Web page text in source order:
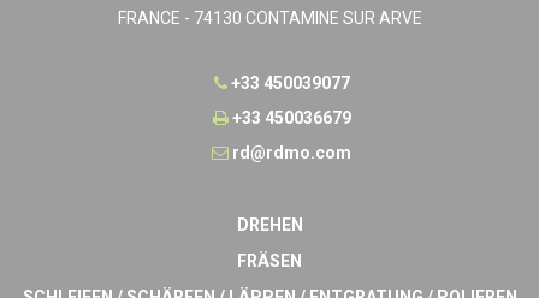
FRANCE - 74130 CONTAMINE SUR ARVE
+33 450039077
+33 450036679
rd@rdmo.com
DREHEN
FRÄSEN